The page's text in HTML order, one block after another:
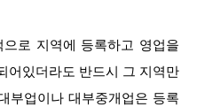
로 지역에 등록하고 영업을
어있더라도 반드시 그 지역만
부업이나 대부중개업은 등록